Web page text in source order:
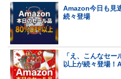
Amazon今日も見
続々登場
「え、こんなセ
以上が続々登場！